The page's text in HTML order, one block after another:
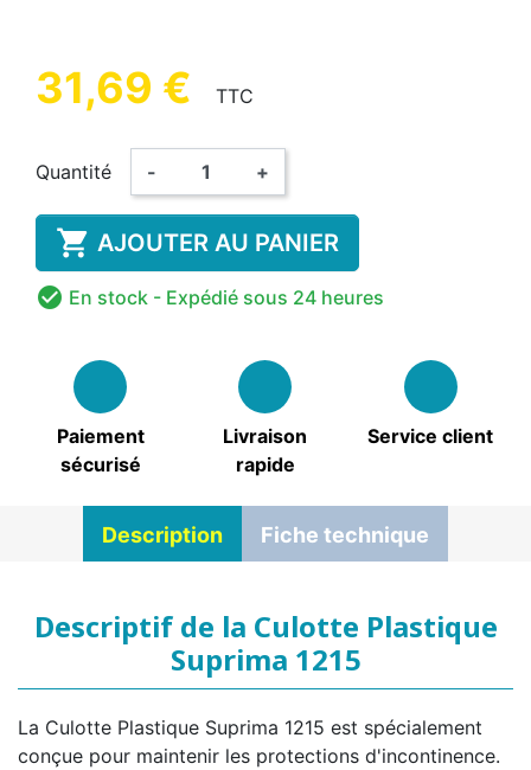
31,69 € TTC
Quantité - +
 AJOUTER AU PANIER
 En stock - Expédié sous 24 heures
Paiement
sécurisé
Livraison
rapide
Service client
Description Fiche technique
Descriptif de la Culotte Plastique
Suprima 1215
La Culotte Plastique Suprima 1215 est spécialement
conçue pour maintenir les protections d'incontinence.